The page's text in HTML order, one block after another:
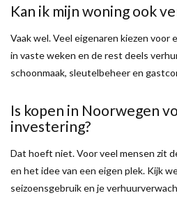
Kan ik mijn woning ook
Vaak wel. Veel eigenaren kiezen voor
in vaste weken en de rest deels
schoonmaak, sleutelbeheer en
Is kopen in Noorwegen
investering?
Dat hoeft niet. Voor veel mensen zit
en het idee van een eigen plek. Kijk
seizoensgebruik en je